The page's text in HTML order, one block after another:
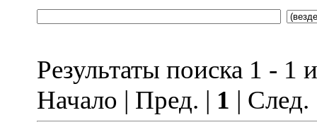
Результаты поиска 1 - 1
Начало | Пред. | 1 |